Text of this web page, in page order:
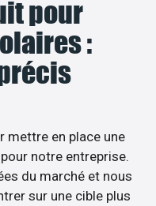
pour
:
mettre en place une
notre entreprise.
du marché et nous
sur une cible plus